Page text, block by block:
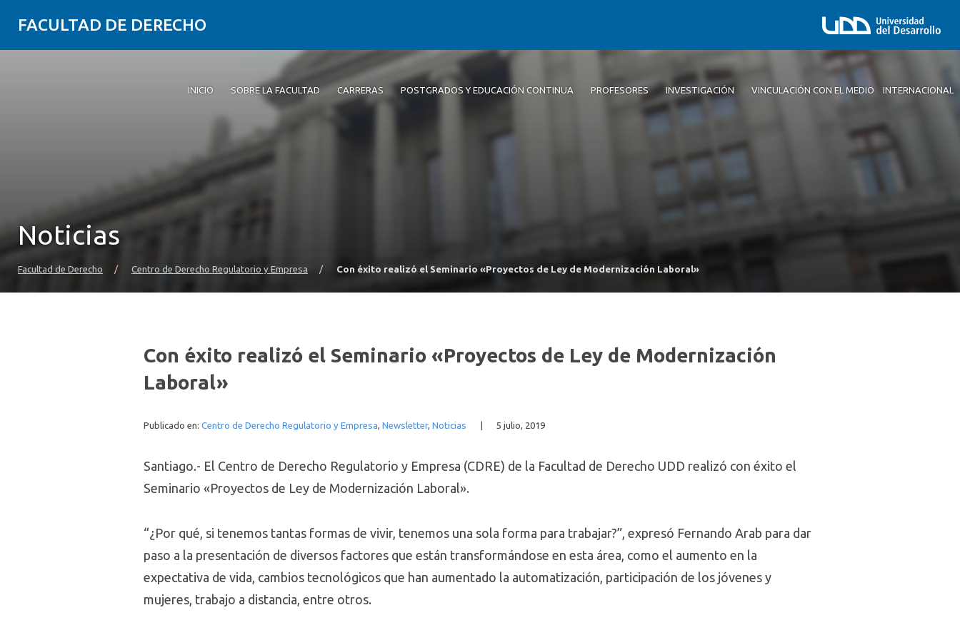
FACULTAD DE DERECHO
INICIO SOBRE LA FACULTAD CARRERAS POSTGRADOS Y EDUCACIÓN CONTINUA PROFESORES INVESTIGACIÓN VINCULACIÓN CON EL MEDIO INTERNACIONAL
Noticias
Facultad de Derecho / Centro de Derecho Regulatorio y Empresa / Con éxito realizó el Seminario «Proyectos de Ley de Modernización Laboral»
Con éxito realizó el Seminario «Proyectos de Ley de Modernización
Laboral»
Publicado en: Centro de Derecho Regulatorio y Empresa, Newsletter, Noticias 5 julio, 2019
Santiago.- El Centro de Derecho Regulatorio y Empresa (CDRE) de la Facultad de Derecho UDD realizó con éxito el
Seminario «Proyectos de Ley de Modernización Laboral».
“¿Por qué, si tenemos tantas formas de vivir, tenemos una sola forma para trabajar?”, expresó Fernando Arab para dar
paso a la presentación de diversos factores que están transformándose en esta área, como el aumento en la
expectativa de vida, cambios tecnológicos que han aumentado la automatización, participación de los jóvenes y
mujeres, trabajo a distancia, entre otros.